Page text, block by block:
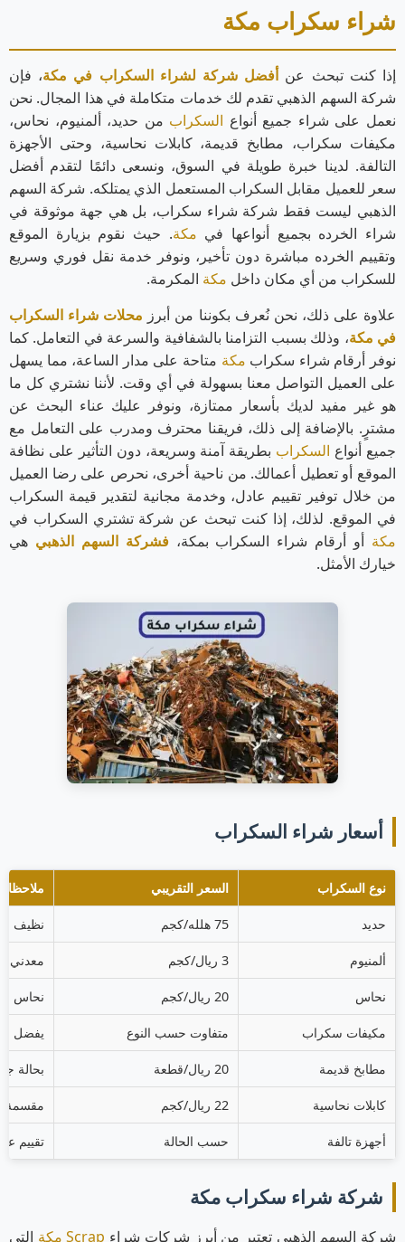
شراء سكراب مكة
إذا كنت تبحث عنأفضل شركة لشراء السكراب في مكة، فإن
شركة السهم الذهبي تقدم لك خدمات متكاملة في هذا المجال. نحن
نعمل على شراء جميع أنواع السكراب من حديد، ألمنيوم، نحاس،
مكيفات سكراب، مطابخ قديمة، كابلات نحاسية، وحتى الأجهزة
التالفة. لدينا خبرة طويلة في السوق، ونسعى دائمًا لتقدم أفضل
سعر للعميل مقابل السكراب المستعمل الذي يمتلكه. شركة السهم
الذهبي ليست فقط شركة شراء سكراب، بل هي جهة موثوقة في
شراء الخرده بجميع أنواعها في مكة. حيث نقوم بزيارة الموقع
وتقييم الخرده مباشرة دون تأخير، ونوفر خدمة نقل فوري وسريع
للسكراب من أي مكان داخل مكة المكرمة.
علاوة على ذلك، نحن نُعرف بكوننا من أبرز محلات شراء السكراب
في مكة، وذلك بسبب التزامنا بالشفافية والسرعة في التعامل. كما
نوفر أرقام شراء سكراب مكة متاحة على مدار الساعة، مما يسهل
على العميل التواصل معنا بسهولة في أي وقت. لأننا نشتري كل ما
هو غير مفيد لديك بأسعار ممتازة، ونوفر عليك عناء البحث عن
مشترٍ. بالإضافة إلى ذلك، فريقنا محترف ومدرب على التعامل مع
جميع أنواع السكراب بطريقة آمنة وسريعة، دون التأثير على نظافة
الموقع أو تعطيل أعمالك. من ناحية أخرى، نحرص على رضا العميل
من خلال توفير تقييم عادل، وخدمة مجانية لتقدير قيمة السكراب
في الموقع. لذلك، إذا كنت تبحث عن شركة تشتري السكراب في
مكة أو أرقام شراء السكراب بمكة،فشركة السهم الذهبي هي
خيارك الأمثل.
أسعار شراء السكراب
نوع السكراب السعر التقريبي
حديد 75 هلله/كجم نظيف
ألمنيوم 3 ريال/كجم معدني
نحاس 20 ريال/كجم نحاس
مكيفات سكراب متفاوت حسب النوع يفضل
مطابخ قديمة 20 ريال/قطعة بحالة
كابلات نحاسية 22 ريال/كجم مقسمة
أجهزة تالفة حسب الحالة تقييم
شركة شراء سكراب مكة
شركة السهم الذهبي تعتبر من أبرز شركات شراء Scrap مكة التي